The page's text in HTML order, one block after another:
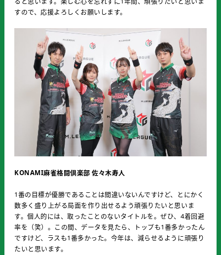
すので、応援よろしくお願いします。
KONAMI麻雀格闘倶楽部 佐々木寿人
1番の目標が優勝であることは間違いないんですけど、とにかく
数多く盛り上がる局面を作り出せるよう頑張りたいと思いま
す。個人的には、取ったことのないタイトルを。ぜひ、4着回避
率を（笑）。この間、データを見たら、トップも1番多かったん
ですけど、ラスも1番多かった。今年は、減らせるように頑張り
たいと思います。